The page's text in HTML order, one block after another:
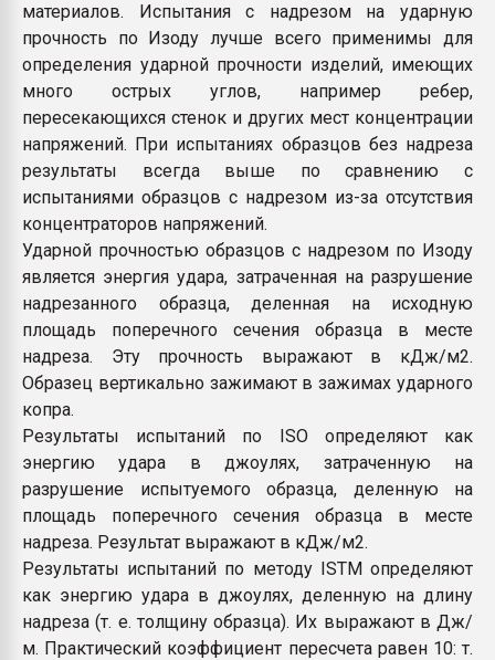
материалов. Испытания с надрезом на ударную
прочность по Изоду лучше всего применимы для
определения ударной прочности изделий, имеющих
много острых углов, например ребер,
пересекающихся стенок и других мест концентрации
напряжений. При испытаниях образцов без надреза
результаты всегда выше по сравнению с
испытаниями образцов с надрезом из-за отсутствия
концентраторов напряжений.
Ударной прочностью образцов с надрезом по Изоду
является энергия удара, затраченная на разрушение
надрезанного образца, деленная на исходную
площадь поперечного сечения образца в месте
надреза. Эту прочность выражают в кДж/м2.
Образец вертикально зажимают в зажимах ударного
копра.
Результаты испытаний по ISО определяют как
энергию удара в джоулях, затраченную на
разрушение испытуемого образца, деленную на
площадь поперечного сечения образца в месте
надреза. Результат выражают в кДж/м2.
Результаты испытаний по методу ISТМ определяют
как энергию удара в джоулях, деленную на длину
надреза (т. е. толщину образца). Их выражают в Дж/
м. Практический коэффициент пересчета равен 10: т.